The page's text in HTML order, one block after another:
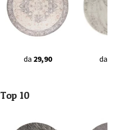
da 29,90 da
Top 10